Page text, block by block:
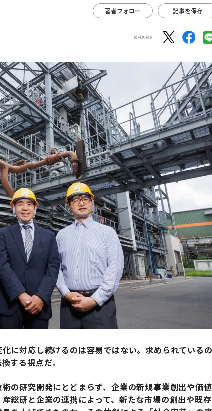
著者フォロー 記事を保存
に対応し続けるのは容易ではない。求められているの
する視点だ。
の研究開発にとどまらず、企業の新規事業創出や価値
総研と企業の連携によって、新たな市場の創出や既存